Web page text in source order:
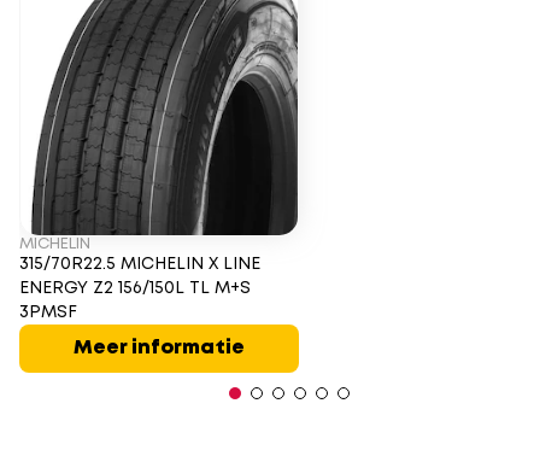
MICHELIN
315/70R22.5 MICHELIN X LINE
ENERGY Z2 156/150L TL M+S
3PMSF
Meer informatie